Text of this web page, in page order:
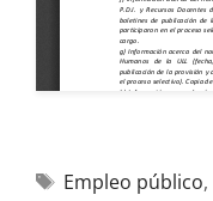
Empleo público,